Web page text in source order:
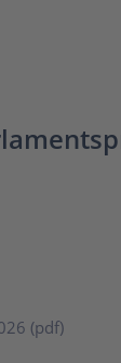
(pdf)